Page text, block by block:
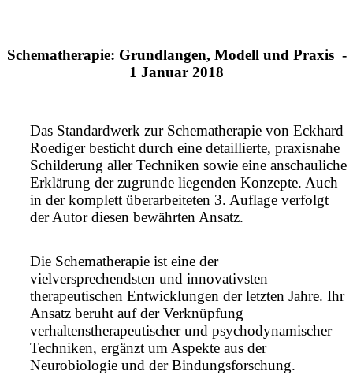
Schematherapie: Grundlangen, Modell und Praxis -
1 Januar 2018
Das Standardwerk zur Schematherapie von Eckhard
Roediger besticht durch eine detaillierte, praxisnahe
Schilderung aller Techniken sowie eine anschauliche
Erklärung der zugrunde liegenden Konzepte. Auch
in der komplett überarbeiteten 3. Auflage verfolgt
der Autor diesen bewährten Ansatz.
Die Schematherapie ist eine der
vielversprechendsten und innovativsten
therapeutischen Entwicklungen der letzten Jahre. Ihr
Ansatz beruht auf der Verknüpfung
verhaltenstherapeutischer und psychodynamischer
Techniken, ergänzt um Aspekte aus der
Neurobiologie und der Bindungsforschung.